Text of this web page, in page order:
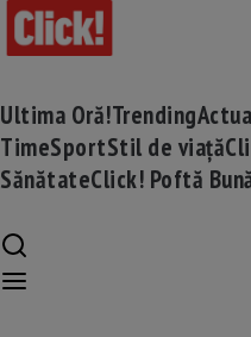
Ultima Oră!Trending
TimeSportStil de viață
SănătateClick! Poftă